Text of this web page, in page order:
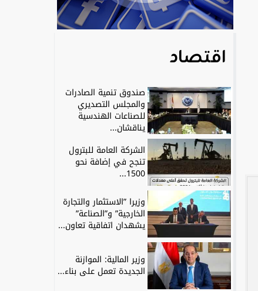
اقتصاد
صندوق تنمية الصادرات
والمجلس التصديري
للصناعات الهندسية
يناقشان...
الشركة العامة للبترول
تنجح في إضافة نحو
1500...
وزيرا ”الاستثمار والتجارة
الخارجية” و”الصناعة”
يشهدان اتفاقية تعاون...
وزير المالية: الموازنة
الجديدة تعمل على بناء...